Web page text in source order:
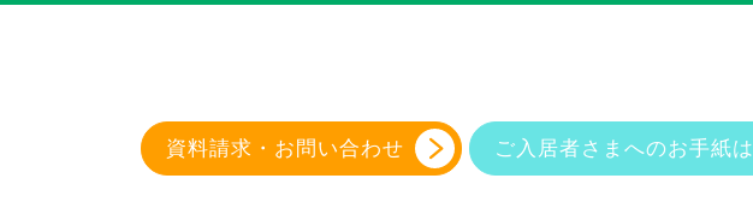
資料請求・ お問い合わせ ご入居者さまへのお手紙は